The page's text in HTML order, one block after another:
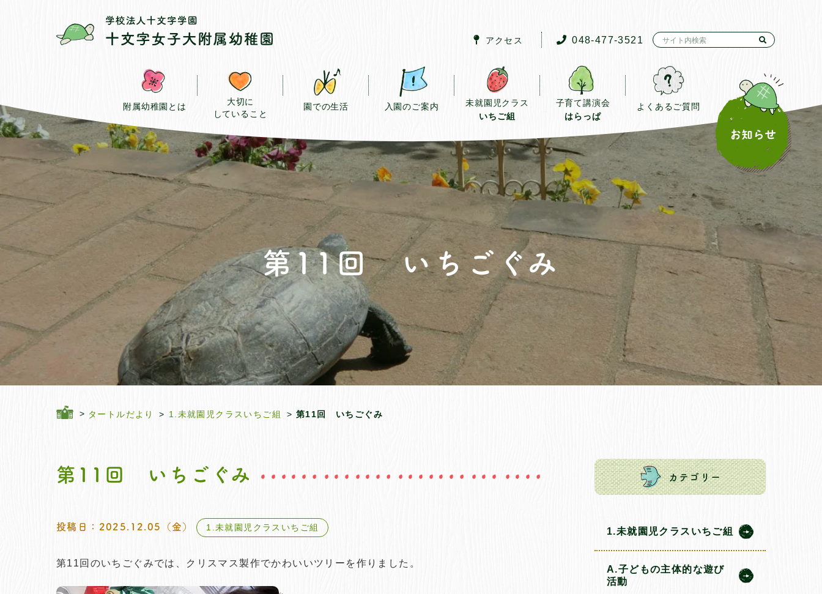
附属幼稚園とは
大切に
していること
園での生活 入園のご案内
未就園児クラス
いちご組
子育て講演会
はらっぱ
よくあるご質問
アクセス 048-477-3521
第11回 いちごぐみ
第11回 いちごぐみ
投稿日：2025.12.05（金） 1.未就園児クラスいちご組
第11回のいちごぐみでは、クリスマス製作でかわいいツリーを作りました。
カテゴリー
1.未就園児クラスいちご組
A.子どもの主体的な遊び
活動
タートルだより 1.未就園児クラスいちご組 第11回 いちごぐみ